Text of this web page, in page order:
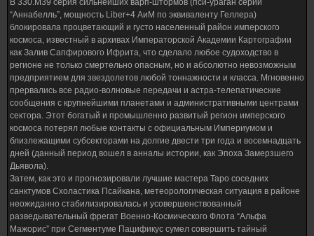
В 330.М39 серия сильнейших варп-штормов (пси-ураган серии
“Аннабелль”, мощность Liber+4 АиМ по эквиваленту Геллера)
блокировала процветающий и густо населенный район имперского
космоса, известный в архивах Императорской Академии Картографии
как Залив Сапфирового Ифрита, что сделало любое судоходство в
регионе не только смертельно опасным, но и абсолютно невозможным
предприятием для звездолетов любой тоннажности и класса. Мгновенно
прервались все радио-волновые передачи и астра-телепатические
сообщения с крупнейшими планетами и административными центрами
сектора. Этот богатый и промышленно развитый регион имперского
космоса потерял любые контакты с официальным Империумом и
близлежащими субсекторами на долгие двести три года и восемнадцать
дней (данный период вошел в анналы истории, как Эпоха Замерзшего
Дьявола).
Затем, как это и прогнозировали лучшие мастера Таро соседних
санктумов Схоластика Псайкана, метеорологическая ситуация в районе
неожиданно стабилизировалась и усовершенствованный
разведывательный фрегат Военно-Космического Флота “Альфа
Мажорис” при Сегментуме Пацификус сумел совершить тайный